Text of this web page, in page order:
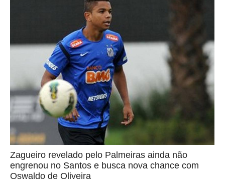
Zagueiro revelado pelo Palmeiras ainda não
engrenou no Santos e busca nova chance com
Oswaldo de Oliveira